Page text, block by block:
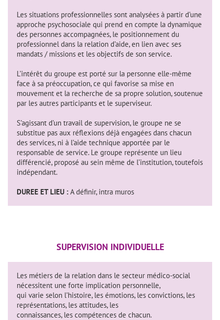
Les situations professionnelles sont analysées à partir d’une
approche psychosociale qui prend en compte la dynamique
des personnes accompagnées, le positionnement du
professionnel dans la relation d’aide, en lien avec ses
mandats / missions et les objectifs de son service.
L’intérêt du groupe est porté sur la personne elle-même
face à sa préoccupation, ce qui favorise sa mise en
mouvement et la recherche de sa propre solution, soutenue
par les autres participants et le superviseur.
S’agissant d’un travail de supervision, le groupe ne se
substitue pas aux réflexions déjà engagées dans chacun
des services, ni à l’aide technique apportée par le
responsable de service. Le groupe représente un lieu
différencié, proposé au sein même de l’institution, toutefois
indépendant.
DUREE ET LIEU : A définir, intra muros
SUPERVISION INDIVIDUELLE
Les métiers de la relation dans le secteur médico-social
nécessitent une forte implication personnelle,
qui varie selon l’histoire, les émotions, les convictions, les
représentations, les attitudes, les
connaissances, les compétences de chacun.